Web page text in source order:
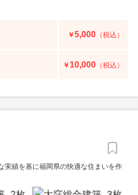
￥5,000 （税込）
￥10,000 （税込）
実績を基に福岡県の快適な住まいを作